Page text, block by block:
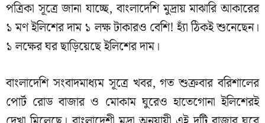
পত্রিকা সূত্রে জানা যাচ্ছে, বাংলাদেশি মুদ্রায় মাঝারি আকারের
১ মণ ইলিশের দাম ১ লক্ষ টাকারও বেশি! হ্যাঁ ঠিকই শুনেছেন।
১ লক্ষের ঘর ছাড়িয়েছে ইলিশের দাম।
বাংলাদেশি সংবাদমাধ্যম সূত্রে খবর, গত শুক্রবার বরিশালের
পোর্ট রোড বাজার ও মোকাম ঘুরেও হাতেগোনা ইলিশেরই